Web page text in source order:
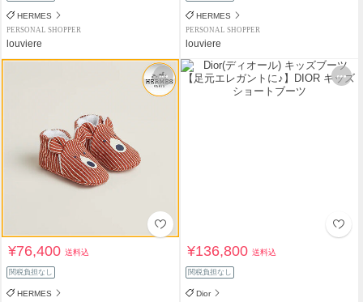
HERMES
PERSONAL SHOPPER
louviere
HERMES
PERSONAL SHOPPER
louviere
¥76,400送料込
関税負担なし
HERMES
¥136,800送料込
関税負担なし
Dior